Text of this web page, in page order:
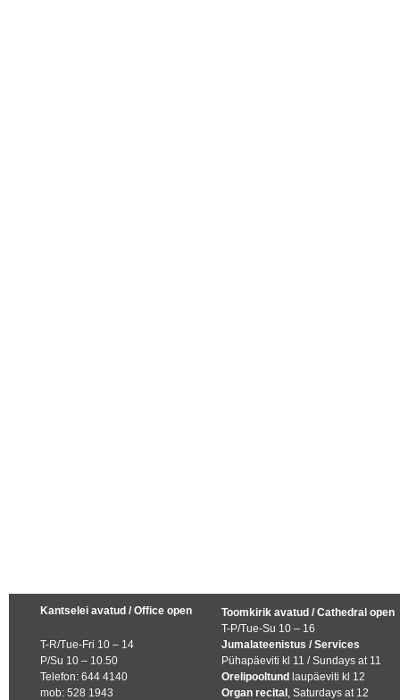
Kantselei avatud / Office open
T-R/Tue-Fri 10 – 14
P/Su 10 – 10.50
Telefon: 644 4140
mob: 528 1943
Toomkirik avatud / Cathedral open
T-P/Tue-Su 10 – 16
Jumalateenistus / Services
Pühapäeviti kl 11 / Sundays at 11
Orelipooltund laupäeviti kl 12
Organ recital , Saturdays at 12